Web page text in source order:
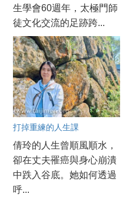
生學會60週年，太極門師
徒文化交流的足跡跨...
打掉重練的人生課
倩玲的人生曾順風順水，
卻在丈夫罹癌與身心崩潰
中跌入谷底。她如何透過
呼...